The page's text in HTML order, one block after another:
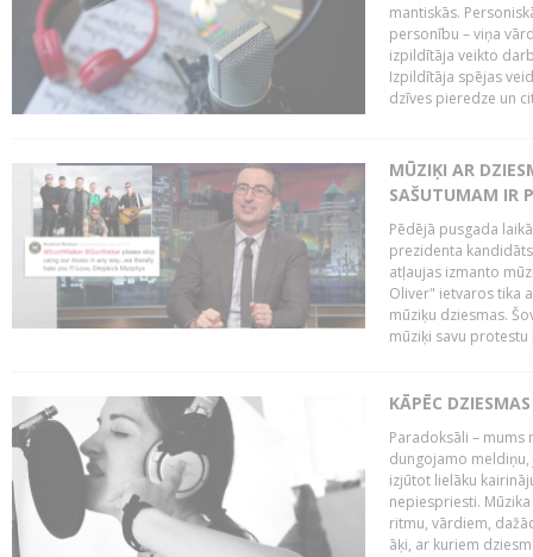
mantiskās.
personību – viņa
izpildītāja veikto
Izpildītāja spējas
dzīves pieredze un
MŪZIĶI AR
SAŠUTUMAM IR
Pēdējā pusgada
prezidenta
atļaujas izmanto
Oliver" ietvaros tika
mūziķu dziesmas.
mūziķi savu
KĀPĒC
Paradoksāli – mums
dungojamo
izjūtot lielāku
nepiespriesti.
ritmu, vārdiem,
āķi, ar kuriem